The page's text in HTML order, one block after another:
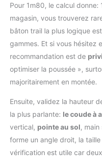
Pour 1m80, le calcul donne:
magasin, vous trouverez
bâton trail la plus logique est
gammes. Et si vous hésitez
recommandation est de
optimiser la poussée »,
majoritairement en montée.
Ensuite, validez la hauteur
la plus parlante: le coude à
vertical, pointe au sol,
forme un angle droit, la
vérification est utile car